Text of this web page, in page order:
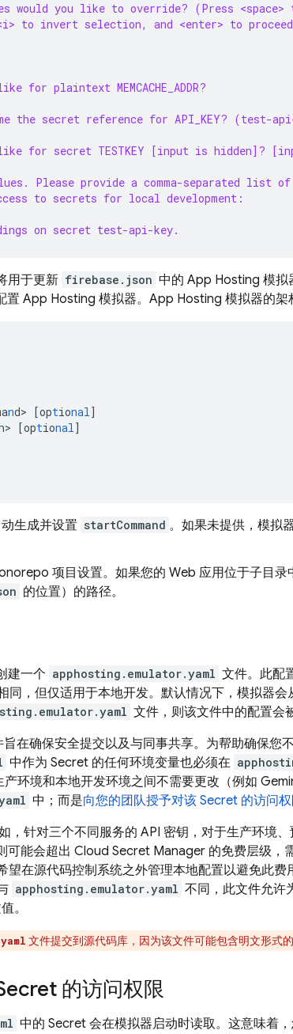
would you like to override? (Press <space>
to invert selection, and <enter> to
for plaintext MEMCACHE_ADDR?
the secret reference for API_KEY? (test-
like for secret TESTKEY [input is hidden]?
Please provide a comma-separated list of
to secrets for local development:
on secret test-api-key.
用于更新 firebase.json 中的 App Hosting 模拟
置 App Hosting 模拟器。App Hosting 模拟器的架
nd> [optional]
> [optional]
生成并设置 startCommand 。如果未提供，模拟
项目设置。如果您的 Web 应用位于子目录
的位置）的路径。
建一个 apphosting.emulator.yaml 文件。此配
同，但仅适用于本地开发。默认情况下，模拟器会
文件，则该文件中的配置会
旨在确保安全提交以及与同事共享。为帮助确保您
中作为 Secret 的任何环境变量也必须在
环境和本地开发环境之间不需要更改（例如
中；而是向您的团队授予对该 Secret 的访问
，针对三个不同服务的 API 密钥，对于生产环境
可能会超出 Cloud Secret Manager 的免费层级，
望在源代码控制系统之外管理本地配置以避免此费
apphosting.emulator.yaml 不同，此文件允许
。
文件提交到源代码库，因为该文件可能包含明文形式的
的访问权限
中的 Secret 会在模拟器启动时读取。这意味着